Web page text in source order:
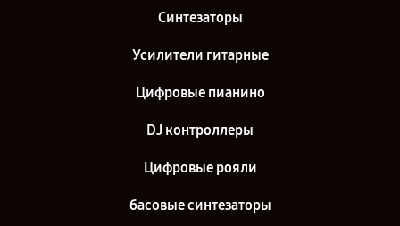
Синтезаторы
Усилители гитарные
Цифровые пианино
DJ контроллеры
Цифровые рояли
басовые синтезаторы